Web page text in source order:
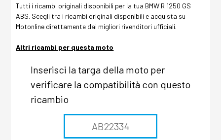
Tutti i ricambi originali disponibili per la tua BMW R 1250 GS
ABS. Scegli tra i ricambi originali disponibili e acquista su
Motonline direttamente dai migliori rivenditori ufficiali.
Altri ricambi per questa moto
Inserisci la targa della moto per
verificare la compatibilità con questo
ricambio